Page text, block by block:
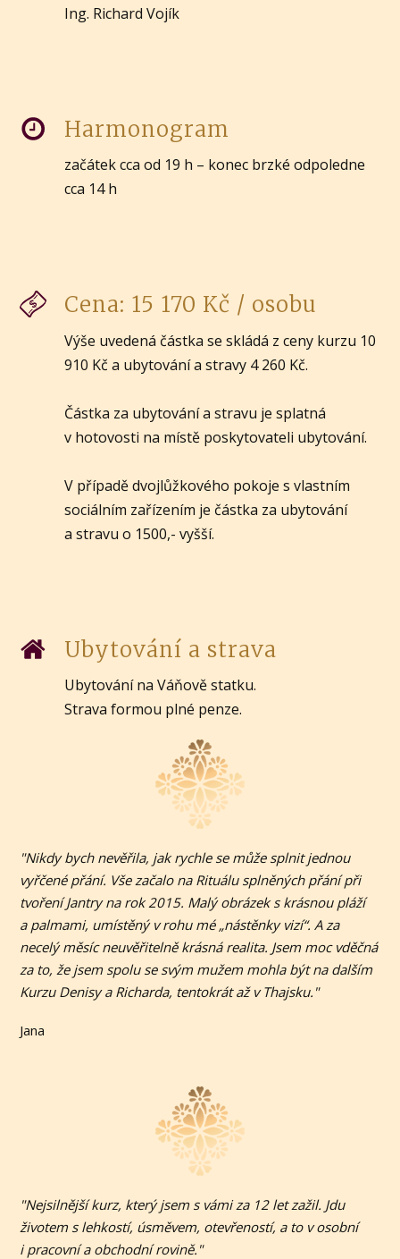
Ing. Richard Vojík
Harmonogram
začátek cca od 19 h – konec brzké odpoledne
cca 14 h
Cena: 15 170 Kč / osobu
Výše uvedená částka se skládá z ceny kurzu 10
910 Kč a ubytování a stravy 4 260 Kč.
Částka za ubytování a stravu je splatná
v hotovosti na místě poskytovateli ubytování.
V případě dvojlůžkového pokoje s vlastním
sociálním zařízením je částka za ubytování
a stravu o 1500,- vyšší.
Ubytování a strava
Ubytování na Váňově statku.
Strava formou plné penze.
"Nikdy bych nevěřila, jak rychle se může splnit jednou
vyřčené přání. Vše začalo na Rituálu splněných přání při
tvoření Jantry na rok 2015. Malý obrázek s krásnou pláží
a palmami, umístěný v rohu mé „nástěnky vizí“. A za
necelý měsíc neuvěřitelně krásná realita. Jsem moc vděčná
za to, že jsem spolu se svým mužem mohla být na dalším
Kurzu Denisy a Richarda, tentokrát až v Thajsku."
Jana
"Nejsilnější kurz, který jsem s vámi za 12 let zažil. Jdu
životem s lehkostí, úsměvem, otevřeností, a to v osobní
i pracovní a obchodní rovině."